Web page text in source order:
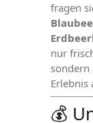
fragen
nur
sondern
Erlebnis
💰